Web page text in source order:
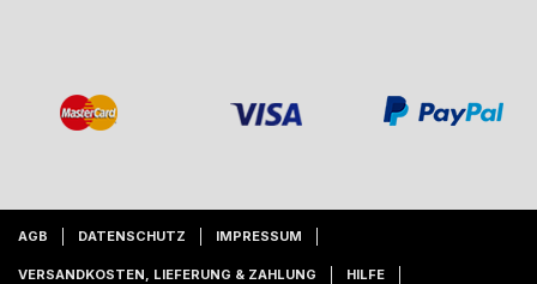
AGB DATENSCHUTZ IMPRESSUM
VERSANDKOSTEN, LIEFERUNG & ZAHLUNG HILFE